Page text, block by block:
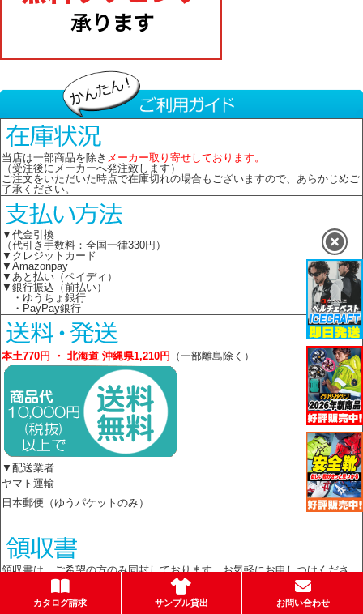
当店は一部商品を除き メーカー取り寄せしております。
（受注後にメーカーへ発注致します）
ご注文をいただいた時点で在庫切れの場合もございますので、あらかじめご
了承ください。
▼代金引換
（代引き手数料：全国一律330円）
▼クレジットカード
▼Amazonpay
▼あと払い（ペイディ）
▼銀行振込（前払い）
・ゆうちょ銀行
・PayPay銀行
本土770円 ・ 北海道 沖縄県1,210円 （一部離島除く）
▼配送業者
ヤマト運輸
日本郵便（ゆうパケットのみ）
領収書は、ご希望の方のみ同封しております。お気軽にお申しつけくださ
カタログ請求 サンプル貸出 お問い合わせ